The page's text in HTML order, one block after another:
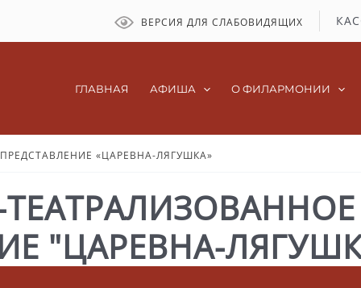
ВЕРСИЯ ДЛЯ СЛАБОВИДЯЩИХ
ГЛАВНАЯ АФИША О ФИЛАРМОНИИ
«ЦАРЕВНА-ЛЯГУШКА»
"ЦАРЕВНА-